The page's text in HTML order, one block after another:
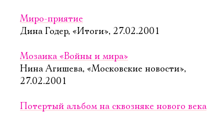
Миро-приятие
Дина Годер, «Итоги», 27.02.2001
Мозаика «Войны и мира»
Нина Агишева, «Московские новости»,
27.02.2001
Потертый альбом на сквозняке нового века